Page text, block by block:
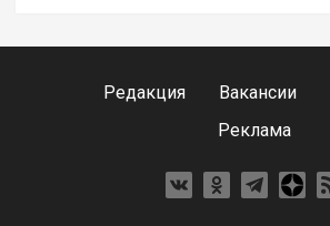
Редакция Вакансии
Реклама